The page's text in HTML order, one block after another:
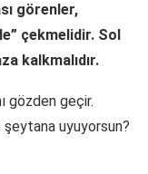
görenler,
çekmelidir. Sol
kalkmalıdır.
gözden geçir.
uyuyorsun?